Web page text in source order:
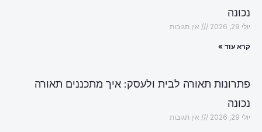
נכונה
יולי 29, 2026 אין תגובות
קרא עוד »
פתרונות תאורה לבית ולעסק: איך מתכננים תאורה
נכונה
יולי 29, 2026 אין תגובות